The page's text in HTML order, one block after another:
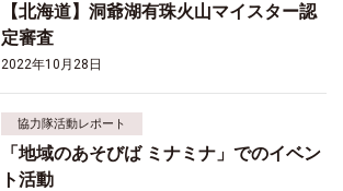
【北海道】洞爺湖有珠火山マイスター認
定審査
2022年10月28日
協力隊活動レポート
「地域のあそびば ミナミナ」でのイベン
ト活動